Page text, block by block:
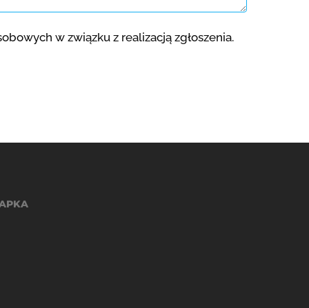
w związku z realizacją zgłoszenia.